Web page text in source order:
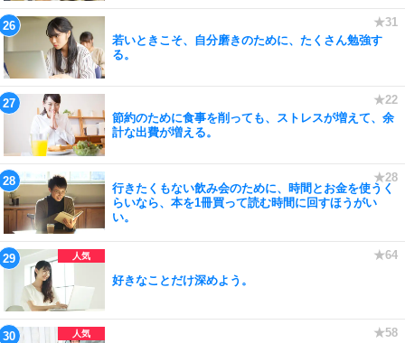
若いときこそ、自分磨きのために、たくさん勉強す
る。
節約のために食事を削っても、ストレスが増えて、余
計な出費が増える。
行きたくもない飲み会のために、時間とお金を使うく
らいなら、本を1冊買って読む時間に回すほうがい
い。
好きなことだけ深めよう。